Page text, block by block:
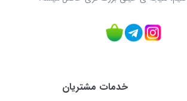
خدمات مشتریان